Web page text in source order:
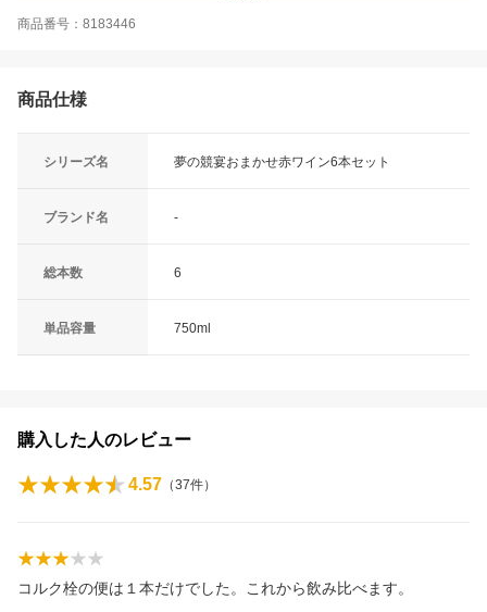
商品番号：8183446
商品仕様
シリーズ名 夢の競宴おまかせ赤ワイン6本セット
ブランド名 -
総本数 6
単品容量 750ml
購入した人のレビュー
4.57 （37件）
コルク栓の便は１本だけでした。これから飲み比べます。